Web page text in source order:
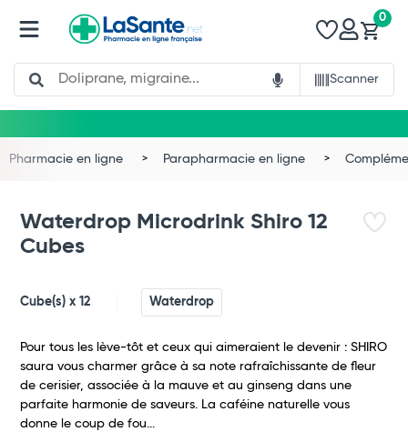
Search
Scanner
0
Total
Commander
Pharmacie en ligne Parapharmacie en ligne
Waterdrop Microdrink Shiro 12
Cubes
Cube(s) x 12 Waterdrop
Pour tous les lève-tôt et ceux qui aimeraient le devenir : SHIRO
saura vous charmer grâce à sa note rafraîchissante de fleur
de cerisier, associée à la mauve et au ginseng dans une
parfaite harmonie de saveurs. La caféine naturelle vous
donne le coup de fou...